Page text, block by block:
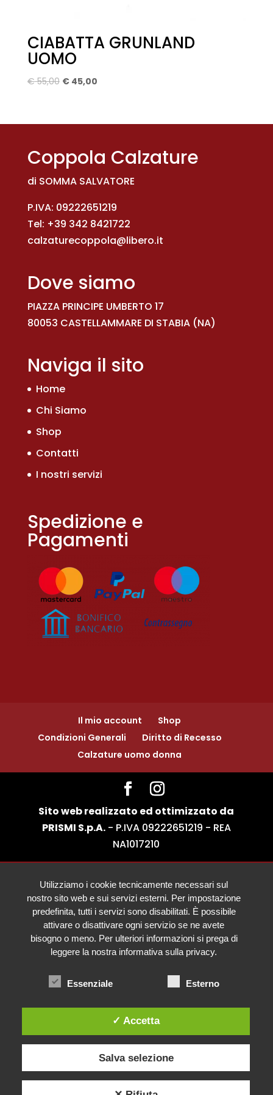
CIABATTA GRUNLAND
UOMO
€55,00 Il
era:
€45,00Il
è:
Coppola Calzature
di SOMMA SALVATORE
P.IVA: 09222651219
Tel: +39 342 8421722
calzaturecoppola@libero.it
Dove siamo
PIAZZA PRINCIPE UMBERTO 17
80053 CASTELLAMMARE DI STABIA (NA)
Naviga il sito
Home
Chi Siamo
Shop
Contatti
I nostri servizi
Spedizione e
Pagamenti
Il mio account
Shop
Condizioni Generali
Diritto di Recesso
Calzature uomo donna
Sito web realizzato ed ottimizzato da
PRISMI S.p.A.- P.IVA 09222651219 - REA
NA1017210
Utilizziamo i cookie tecnicamente necessari sul
nostro sito web e sui servizi esterni. Per impostazione
predefinita, tutti i servizi sono disabilitati. È possibile
attivare o disattivare ogni servizio se ne avete
bisogno o meno. Per ulteriori informazioni si prega di
leggere la nostra informativa sulla privacy.
Essenziale Esterno
✓ Accetta
Salva selezione